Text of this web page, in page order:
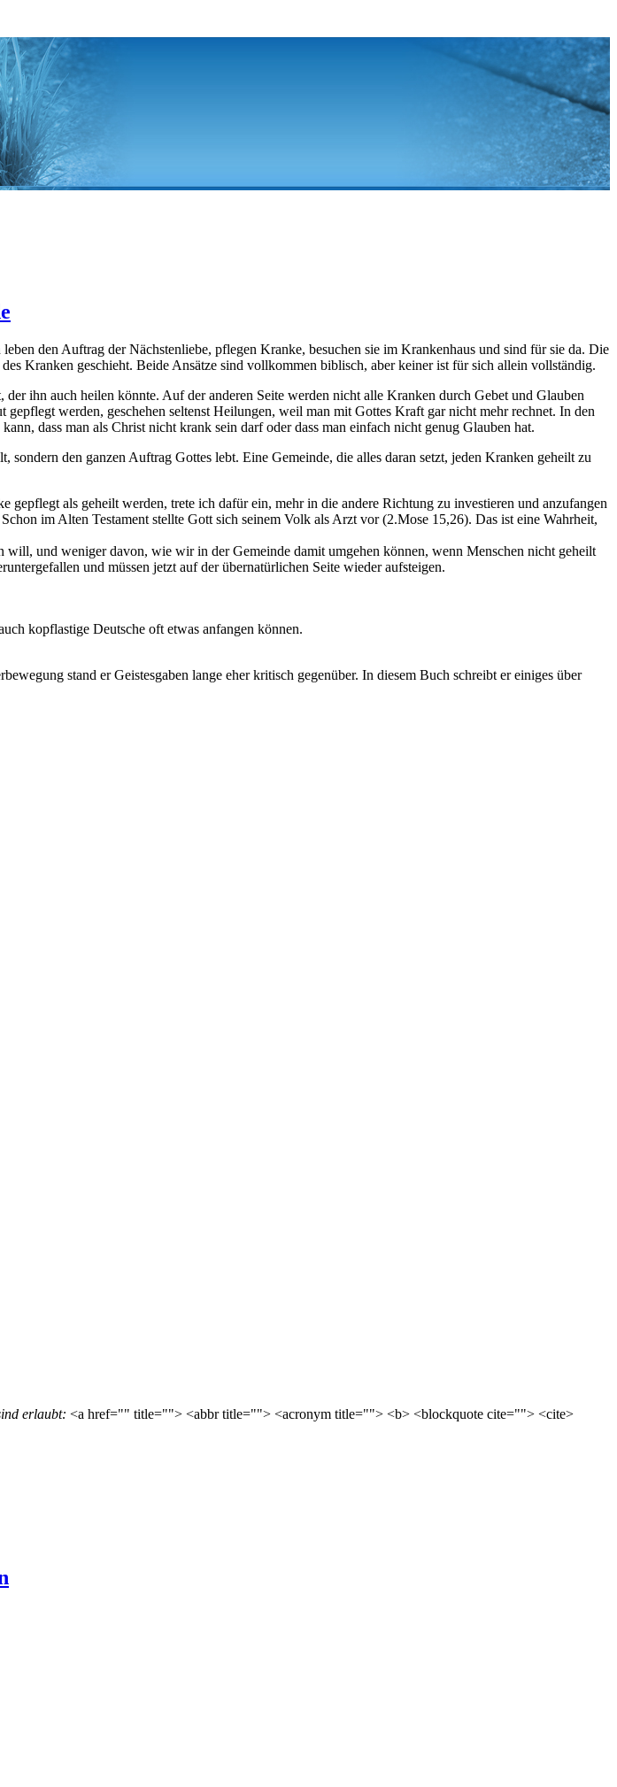
den Auftrag der Nächstenliebe, pflegen Kranke, besuchen sie im Krankenhaus und sind für sie da. Die
Kranken geschieht. Beide Ansätze sind vollkommen biblisch, aber keiner ist für sich allein vollständig.
ihn auch heilen könnte. Auf der anderen Seite werden nicht alle Kranken durch Gebet und Glauben
werden, geschehen seltenst Heilungen, weil man mit Gottes Kraft gar nicht mehr rechnet. In den
dass man als Christ nicht krank sein darf oder dass man einfach nicht genug Glauben hat.
den ganzen Auftrag Gottes lebt. Eine Gemeinde, die alles daran setzt, jeden Kranken geheilt zu
als geheilt werden, trete ich dafür ein, mehr in die andere Richtung zu investieren und anzufangen
im Alten Testament stellte Gott sich seinem Volk als Arzt vor (2.Mose 15,26). Das ist eine Wahrheit,
und weniger davon, wie wir in der Gemeinde damit umgehen können, wenn Menschen nicht geheilt
und müssen jetzt auf der übernatürlichen Seite wieder aufsteigen.
kopflastige Deutsche oft etwas anfangen können.
stand er Geistesgaben lange eher kritisch gegenüber. In diesem Buch schreibt er einiges über
erlaubt: <a href="" title=""> <abbr title=""> <acronym title=""> <b> <blockquote cite=""> <cite>